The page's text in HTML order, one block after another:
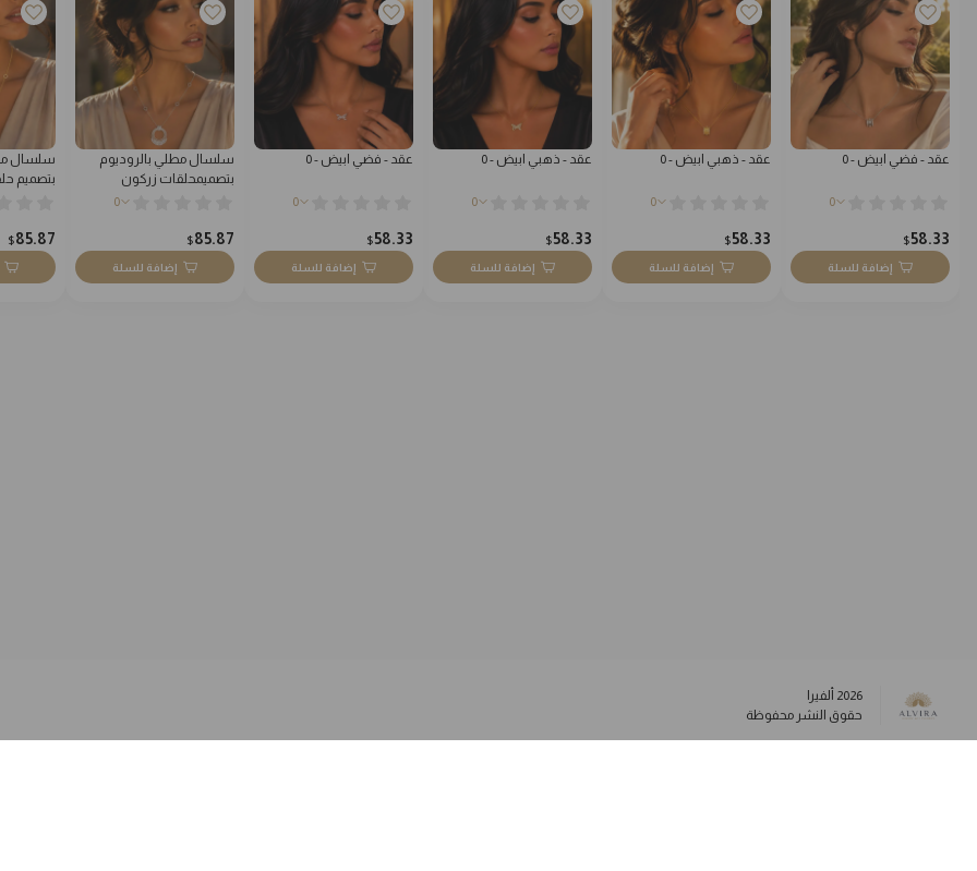
عقد - فضي ابيض - 0
0
58.33
$
إضافة للسلة
عقد - ذهبي ابيض - 0
0
58.33
$
إضافة للسلة
عقد - ذهبي ابيض - 0
0
58.33
$
إضافة للسلة
عقد - فضي ابيض - 0
0
58.33
$
إضافة للسلة
سلسال مطلي بالروديوم
بتصميمحلقات زركون
0
85.87
$
إضافة للسلة
سلسال
بتصميم
85.87
$
2026 ألفيرا
حقوق النشر محفوظة